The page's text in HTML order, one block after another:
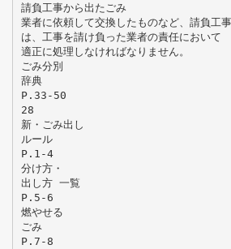
請負工事から出たごみ
業者に依頼して交換したものなど、請負工
は、工事を請け負った業者の責任において
適正に処理しなければなりません。
ごみ分別
辞典
P.33-50
28
新・ごみ出し
ルール
P.1-4
分け方・
出し方 一覧
P.5-6
燃やせる
ごみ
P.7-8